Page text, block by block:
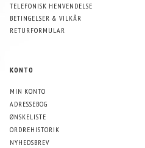
TELEFONISK HENVENDELSE
BETINGELSER & VILKÅR
RETURFORMULAR
KONTO
MIN KONTO
ADRESSEBOG
ØNSKELISTE
ORDREHISTORIK
NYHEDSBREV